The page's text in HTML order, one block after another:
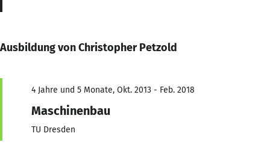
Ausbildung von Christopher Petzold
4 Jahre und 5 Monate, Okt. 2013 - Feb. 2018
Maschinenbau
TU Dresden